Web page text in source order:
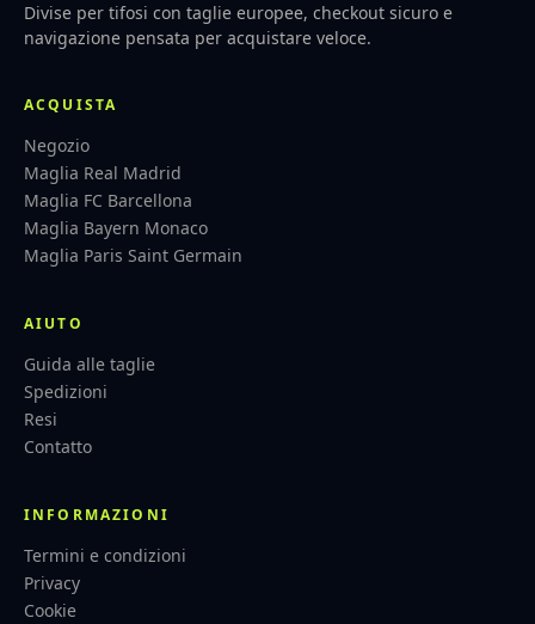
Divise per tifosi con taglie europee, checkout sicuro e
navigazione pensata per acquistare veloce.
ACQUISTA
Negozio
Maglia Real Madrid
Maglia FC Barcellona
Maglia Bayern Monaco
Maglia Paris Saint Germain
AIUTO
Guida alle taglie
Spedizioni
Resi
Contatto
INFORMAZIONI
Termini e condizioni
Privacy
Cookie